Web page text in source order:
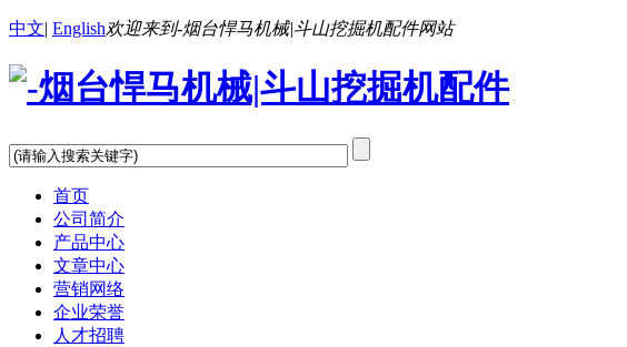
中文| English欢迎来到-烟台悍马机械|斗山挖掘机配件网站
首页
公司简介
产品中心
文章中心
营销网络
企业荣誉
人才招聘